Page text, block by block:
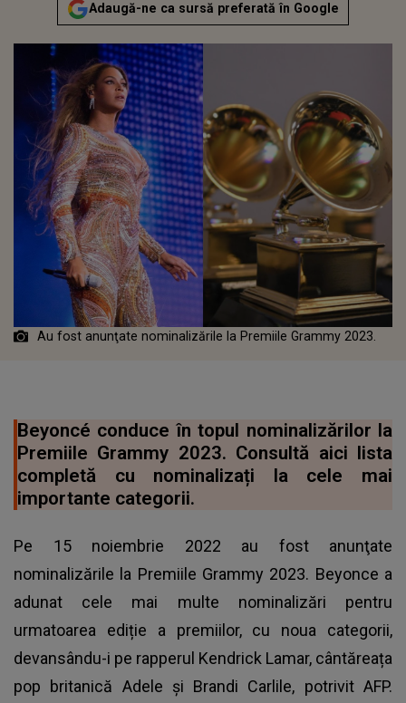
Adaugă-ne ca sursă preferată în Google
Au fost anunţate nominalizările la Premiile Grammy 2023.
Beyoncé conduce în topul nominalizărilor la
Premiile Grammy 2023. Consultă aici lista
completă cu nominalizați la cele mai
importante categorii.
Pe 15 noiembrie 2022 au fost anunţate
nominalizările la Premiile Grammy 2023. Beyonce a
adunat cele mai multe nominalizări pentru
urmatoarea ediție a premiilor, cu noua categorii,
devansându-i pe rapperul Kendrick Lamar, cântăreața
pop britanică Adele și Brandi Carlile, potrivit AFP.